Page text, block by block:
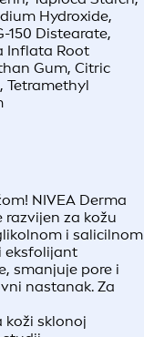
Hydroxide,
150 Distearate,
Inflata Root
Gum, Citric
Tetramethyl
NIVEA Derma
za kožu
i salicilnom
eksfolijant
smanjuje pore i
nastanak. Za
koži sklonoj